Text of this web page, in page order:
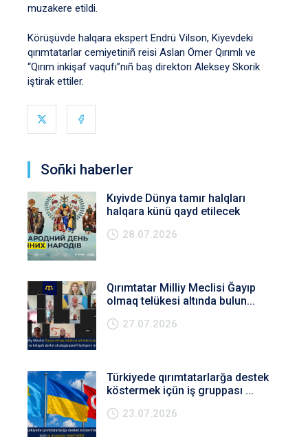
muzakere etildi.
Körüşüvde halqara ekspert Endrü Vilson, Kiyevdeki
qırımtatarlar cemiyetiniñ reisi Aslan Ömer Qırımlı ve
“Qırım inkişaf vaqufı”nıñ baş direktorı Aleksey Skorik
iştirak ettiler.
Soñki haberler
Kıyivde Dünya tamır halqları
halqara künü qayd etilecek
28.07.2026
Qırımtatar Milliy Meclisi Ğayıp
olmaq telükesi altında bulun...
27.07.2026
Türkiyede qırımtatarlarğa destek
köstermek içün iş gruppası ...
23.07.2026